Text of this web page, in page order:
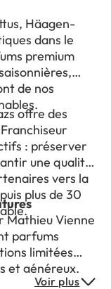
Häagen-
dans le
premium
de nos
offre des
: préserver
une qualité
vers la
plus de 30
Mathieu Vienne
parfums
limitées
et généreux.
Voir plus